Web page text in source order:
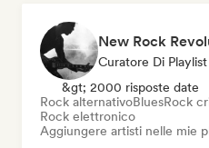
New Rock
Curatore Di Playlist
&gt; 2000 risposte date
Rock alternativoBluesRock
Rock elettronico
Aggiungere artisti nelle mie